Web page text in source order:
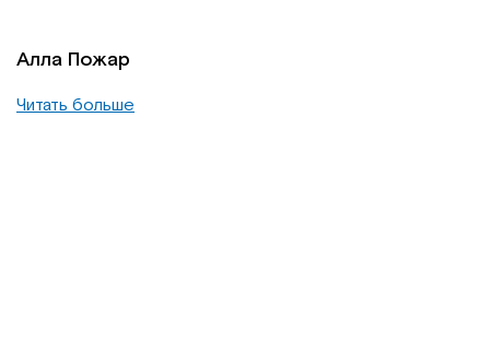
Алла Пожар
Читать больше